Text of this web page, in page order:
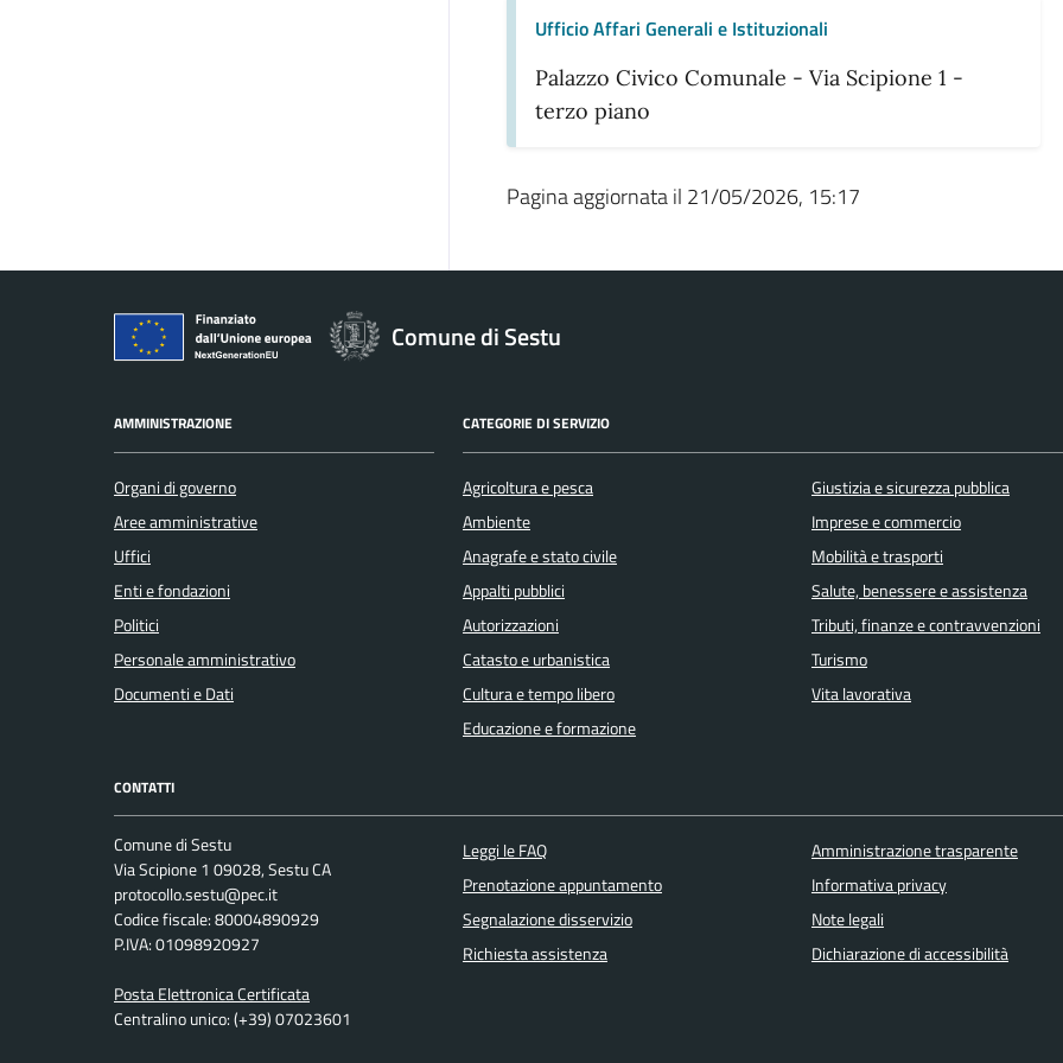
Ufficio Affari Generali e Istituzionali
Palazzo Civico Comunale - Via Scipione 1 -
terzo piano
Pagina aggiornata il 21/05/2026, 15:17
Comune di Sestu
AMMINISTRAZIONE
Organi di governo
Aree amministrative
Uffici
Enti e fondazioni
Politici
Personale amministrativo
Documenti e Dati
CATEGORIE DI SERVIZIO
Agricoltura e pesca
Ambiente
Anagrafe e stato civile
Appalti pubblici
Autorizzazioni
Catasto e urbanistica
Cultura e tempo libero
Educazione e formazione
Giustizia e sicurezza pubblica
Imprese e commercio
Mobilità e trasporti
Salute, benessere e assistenza
Tributi, finanze e contravvenzioni
Turismo
Vita lavorativa
CONTATTI
Comune di Sestu
Via Scipione 1 09028, Sestu CA
protocollo.sestu@pec.it
Codice fiscale: 80004890929
P.IVA: 01098920927
Posta Elettronica Certificata
Centralino unico: (+39) 07023601
Leggi le FAQ
Prenotazione appuntamento
Segnalazione disservizio
Richiesta assistenza
Amministrazione trasparente
Informativa privacy
Note legali
Dichiarazione di accessibilità